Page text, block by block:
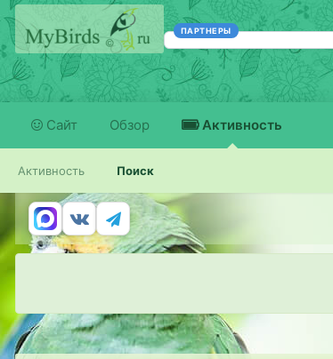
ПАРТНЕРЫ
Сайт Обзор Активность
Активность Поиск